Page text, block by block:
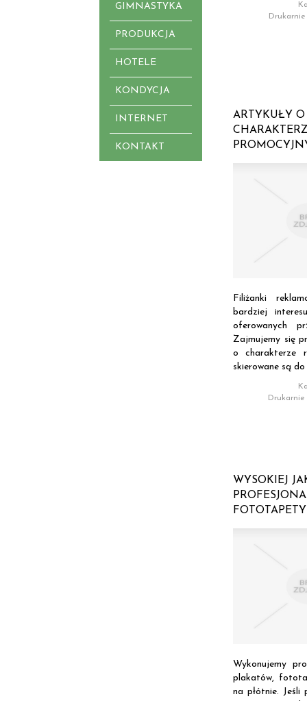
GIMNASTYKA
PRODUKCJA
HOTELE
KONDYCJA
INTERNET
KONTAKT
Drukarnie
ARTYKUŁY O
Filiżanki
bardziej
oferowanych
Zajmujemy się
o charakterze
skierowane są do
Drukarnie
WYSOKIEJ
FOTOTAPETY
Wykonujemy
plakatów,
na płótnie. Jeśli